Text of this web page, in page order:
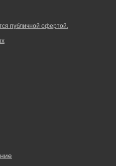
публичной офертой.